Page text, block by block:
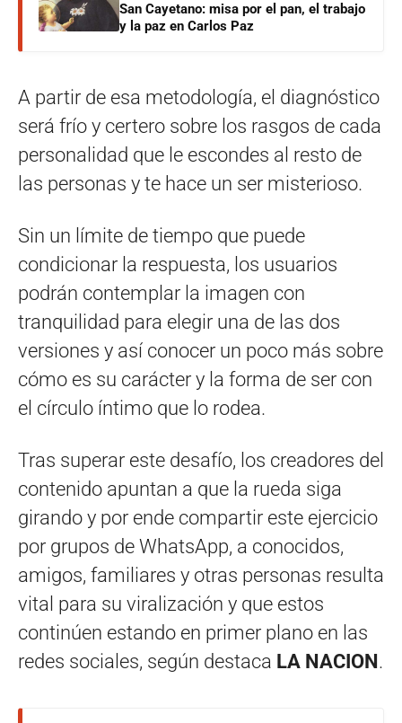
San Cayetano: misa por el pan, el trabajo
y la paz en Carlos Paz
A partir de esa metodología, el diagnóstico
será frío y certero sobre los rasgos de cada
personalidad que le escondes al resto de
las personas y te hace un ser misterioso.
Sin un límite de tiempo que puede
condicionar la respuesta, los usuarios
podrán contemplar la imagen con
tranquilidad para elegir una de las dos
versiones y así conocer un poco más sobre
cómo es su carácter y la forma de ser con
el círculo íntimo que lo rodea.
Tras superar este desafío, los creadores del
contenido apuntan a que la rueda siga
girando y por ende compartir este ejercicio
por grupos de WhatsApp, a conocidos,
amigos, familiares y otras personas resulta
vital para su viralización y que estos
continúen estando en primer plano en las
redes sociales, según destaca LA NACION .